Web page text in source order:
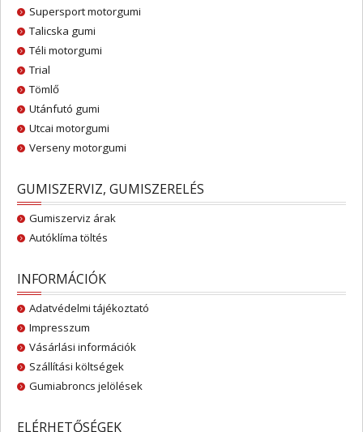
Supersport motorgumi
Talicska gumi
Téli motorgumi
Trial
Tömlő
Utánfutó gumi
Utcai motorgumi
Verseny motorgumi
GUMISZERVIZ, GUMISZERELÉS
Gumiszerviz árak
Autóklíma töltés
INFORMÁCIÓK
Adatvédelmi tájékoztató
Impresszum
Vásárlási információk
Szállítási költségek
Gumiabroncs jelölések
ELÉRHETŐSÉGEK